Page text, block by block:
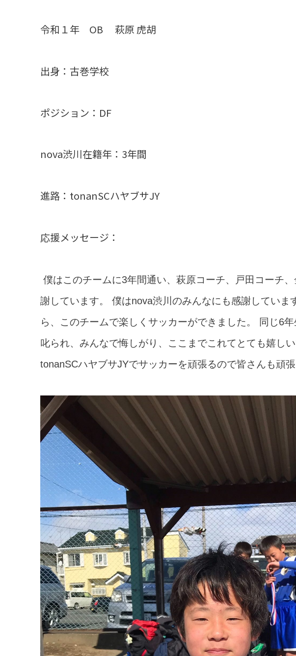
令和１年 OB 萩原 虎胡
出身：古巻学校
ポジション：DF
nova渋川在籍年：3年間
進路：tonanSCハヤブサJY
応援メッセージ：
僕はこのチームに3年間通い、萩原コーチ、戸田コーチ
謝しています。 僕はnova渋川のみんなにも感謝していま
ら、このチームで楽しくサッカーができました。 同じ6
叱られ、みんなで悔しがり、ここまでこれてとても嬉し
tonanSCハヤブサJYでサッカーを頑張るので皆さんも頑張